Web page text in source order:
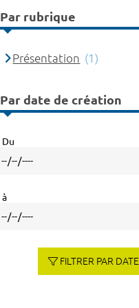
Par rubrique
Présentation (1)
Par date de création
Du
à
FILTRER PAR DATE